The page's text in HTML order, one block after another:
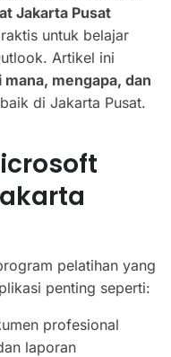
Jakarta Pusat
untuk belajar
Artikel ini
mengapa, dan
di Jakarta Pusat.
pelatihan yang
penting seperti:
profesional
laporan